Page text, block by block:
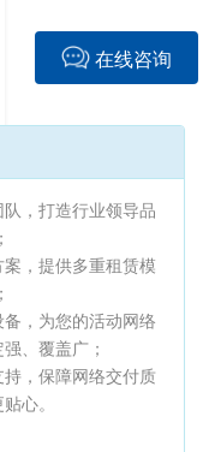
在线咨询
队，打造行业领导品
案，提供多重租赁模
备，为您的活动网络
、覆盖广；
持，保障网络交付质
心。